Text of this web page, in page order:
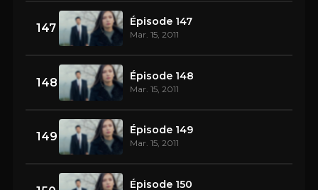
147 Épisode 147
Mar. 15, 2011
148 Épisode 148
Mar. 15, 2011
149 Épisode 149
Mar. 15, 2011
Épisode 150